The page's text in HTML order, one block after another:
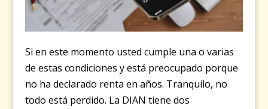
Si en este momento usted cumple una o varias
de estas condiciones y está preocupado porque
no ha declarado renta en años. Tranquilo, no
todo está perdido. La DIAN tiene dos